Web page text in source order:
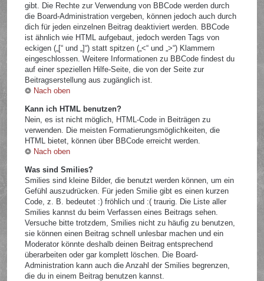
gibt. Die Rechte zur Verwendung von BBCode werden durch
die Board-Administration vergeben, können jedoch auch durch
dich für jeden einzelnen Beitrag deaktiviert werden. BBCode
ist ähnlich wie HTML aufgebaut, jedoch werden Tags von
eckigen („[“ und „]“) statt spitzen („<“ und „>“) Klammern
eingeschlossen. Weitere Informationen zu BBCode findest du
auf einer speziellen Hilfe-Seite, die von der Seite zur
Beitragserstellung aus zugänglich ist.
Nach oben
Kann ich HTML benutzen?
Nein, es ist nicht möglich, HTML-Code in Beiträgen zu
verwenden. Die meisten Formatierungsmöglichkeiten, die
HTML bietet, können über BBCode erreicht werden.
Nach oben
Was sind Smilies?
Smilies sind kleine Bilder, die benutzt werden können, um ein
Gefühl auszudrücken. Für jeden Smilie gibt es einen kurzen
Code, z. B. bedeutet :) fröhlich und :( traurig. Die Liste aller
Smilies kannst du beim Verfassen eines Beitrags sehen.
Versuche bitte trotzdem, Smilies nicht zu häufig zu benutzen,
sie können einen Beitrag schnell unlesbar machen und ein
Moderator könnte deshalb deinen Beitrag entsprechend
überarbeiten oder gar komplett löschen. Die Board-
Administration kann auch die Anzahl der Smilies begrenzen,
die du in einem Beitrag benutzen kannst.